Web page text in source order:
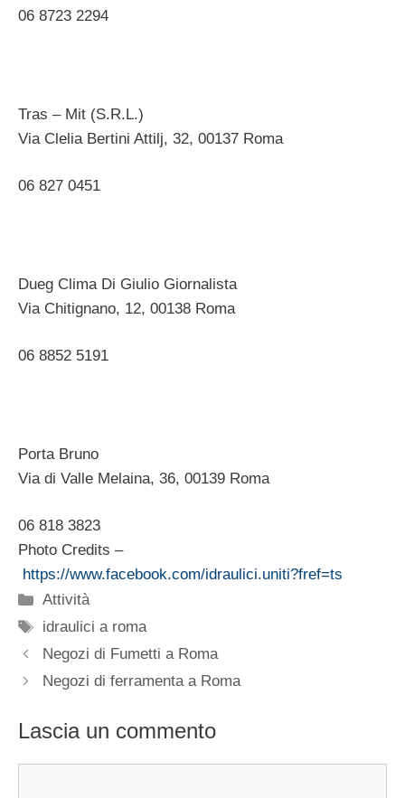
06 8723 2294 ‎
Tras – Mit (S.R.L.)
Via Clelia Bertini Attilj, 32, 00137 Roma ‎
06 827 0451 ‎
Dueg Clima Di Giulio Giornalista
Via Chitignano, 12, 00138 Roma ‎
06 8852 5191 ‎
Porta Bruno
Via di Valle Melaina, 36, 00139 Roma ‎
06 818 3823
Photo Credits –
https://www.facebook.com/idraulici.uniti?fref=ts
Categorie
Attività
Tag
idraulici a roma
Negozi di Fumetti a Roma
Negozi di ferramenta a Roma
Lascia un commento